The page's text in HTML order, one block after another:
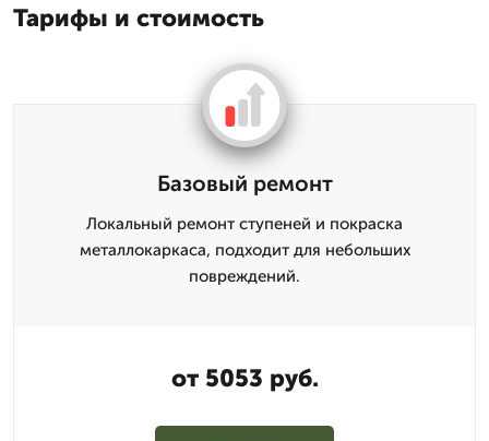
Тарифы и стоимость
Базовый ремонт
Локальный ремонт ступеней и покраска
металлокаркаса, подходит для небольших
повреждений.
от 5053 руб.